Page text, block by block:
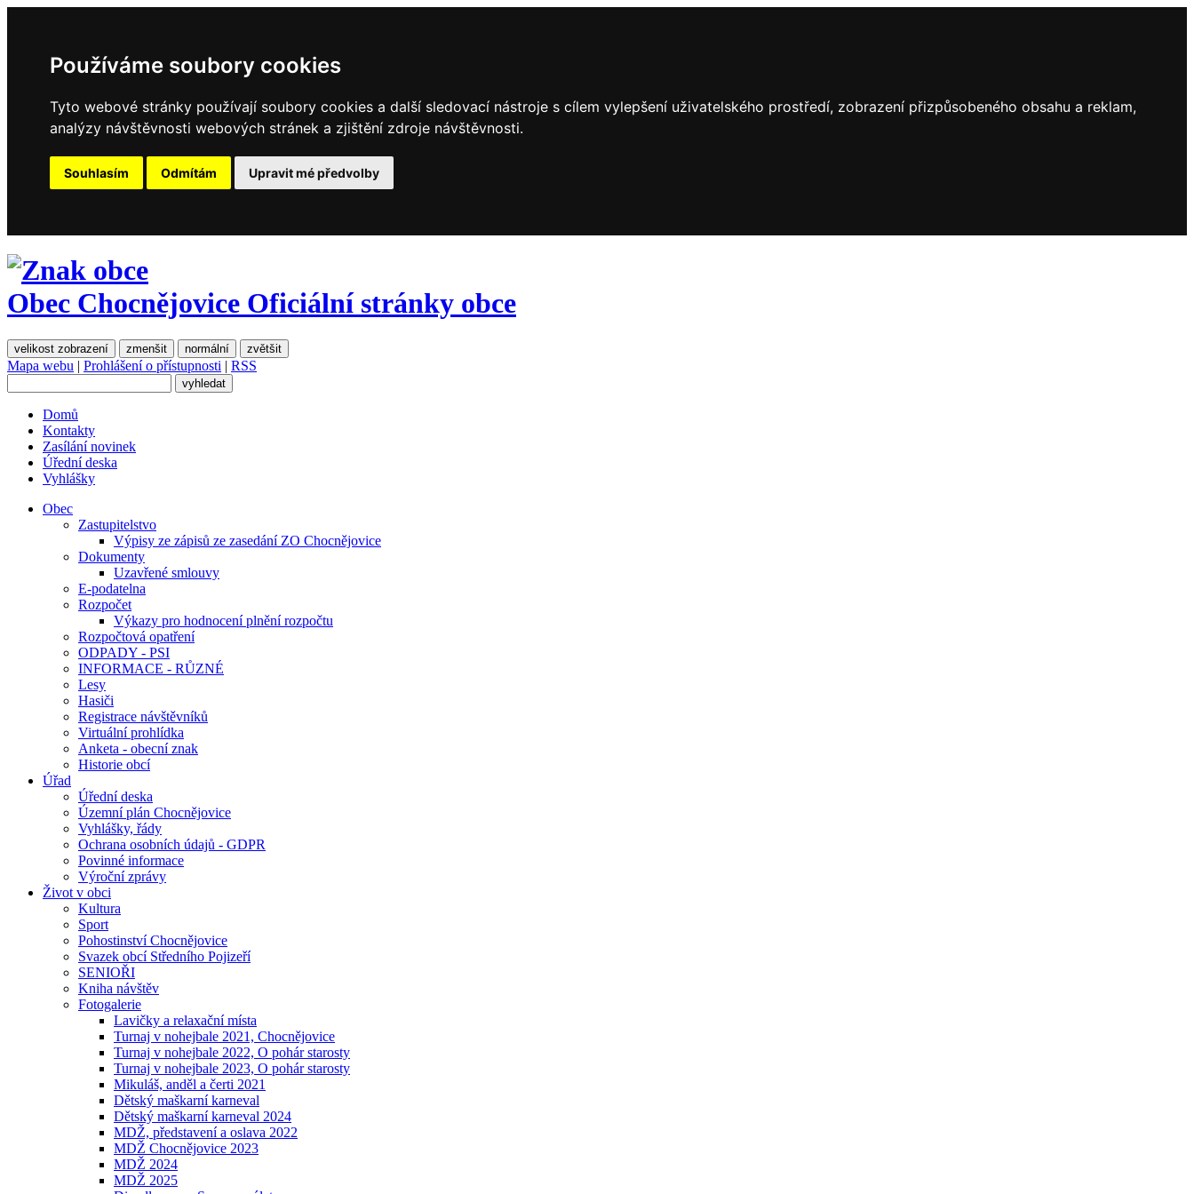
Používáme soubory cookies
Tyto webové stránky používají soubory cookies a další sledovací nástroje s cílem vylepšení uživatelského prostředí, zobrazení přizpůsobeného obsahu a reklam,
analýzy návštěvnosti webových stránek a zjištění zdroje návštěvnosti.
Souhlasím Odmítám Upravit mé předvolby
Obec Chocnějovice Oficiální stránky obce
velikost zobrazení zmenšit normální zvětšit
Mapa webu | Prohlášení o přístupnosti | RSS
Domů
Kontakty
Zasílání novinek
Úřední deska
Vyhlášky
Obec
Zastupitelstvo
Výpisy ze zápisů ze zasedání ZO Chocnějovice
Dokumenty
Uzavřené smlouvy
E-podatelna
Rozpočet
Výkazy pro hodnocení plnění rozpočtu
Rozpočtová opatření
ODPADY - PSI
INFORMACE - RŮZNÉ
Lesy
Hasiči
Registrace návštěvníků
Virtuální prohlídka
Anketa - obecní znak
Historie obcí
Úřad
Úřední deska
Územní plán Chocnějovice
Vyhlášky, řády
Ochrana osobních údajů - GDPR
Povinné informace
Výroční zprávy
Život v obci
Kultura
Sport
Pohostinství Chocnějovice
Svazek obcí Středního Pojizeří
SENIOŘI
Kniha návštěv
Fotogalerie
Lavičky a relaxační místa
Turnaj v nohejbale 2021, Chocnějovice
Turnaj v nohejbale 2022, O pohár starosty
Turnaj v nohejbale 2023, O pohár starosty
Mikuláš, anděl a čerti 2021
Dětský maškarní karneval
Dětský maškarní karneval 2024
MDŽ, představení a oslava 2022
MDŽ Chocnějovice 2023
MDŽ 2024
MDŽ 2025